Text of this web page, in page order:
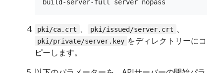
pki/ca.crt 、 pki/issued/server.crt 、
pki/private/server.key をディレクトリーにコ
ピーします。